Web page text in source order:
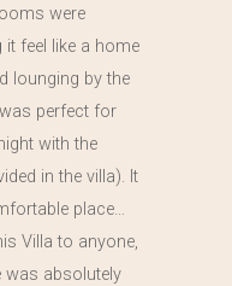
were
it feel like a home
lounging by the
perfect for
with the
in the villa). It
place…
Villa to anyone,
was absolutely